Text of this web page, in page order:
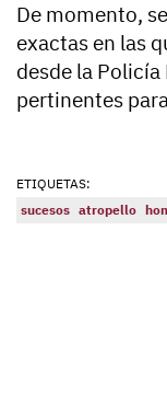
De momento,
exactas en las
desde la
pertinentes
ETIQUETAS:
sucesos atropello